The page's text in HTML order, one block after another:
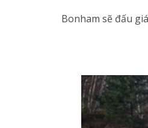
Bonham sẽ đấu